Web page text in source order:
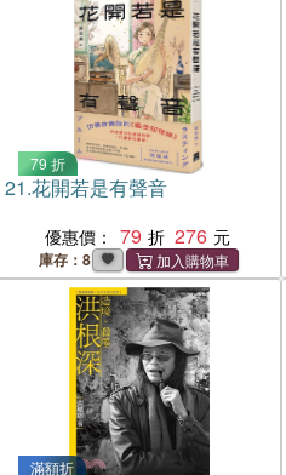
79 折
21.花開若是有聲音
優惠價： 79 276
庫存：8
滿額折